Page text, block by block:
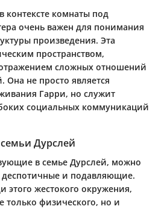
контексте комнаты под
очень важен для понимания
произведения. Эта
пространством,
сложных отношений
Она не просто является
Гарри, но служит
социальных коммуникаций
Дурслей
в семье Дурслей, можно
деспотичные и подавляющие.
этого жестокого окружения,
только физического, но и